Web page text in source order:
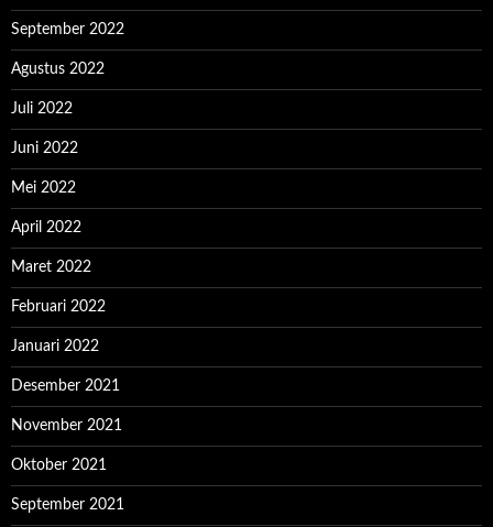
September 2022
Agustus 2022
Juli 2022
Juni 2022
Mei 2022
April 2022
Maret 2022
Februari 2022
Januari 2022
Desember 2021
November 2021
Oktober 2021
September 2021